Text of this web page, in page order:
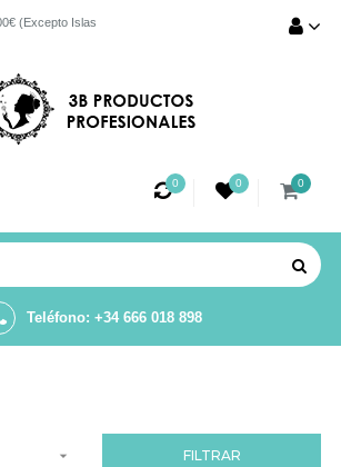
(Excepto Islas
0 0 0
Teléfono: +34 666 018 898
 FILTRAR